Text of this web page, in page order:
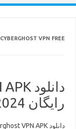
CYBERGHOST VPN FREE
رایگان 2024